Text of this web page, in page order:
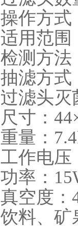
操作方式
适用范围
检测方法
抽滤方式
过滤头灭
尺寸：
重量：
工作电压
功率：
真空度：
饮料、矿